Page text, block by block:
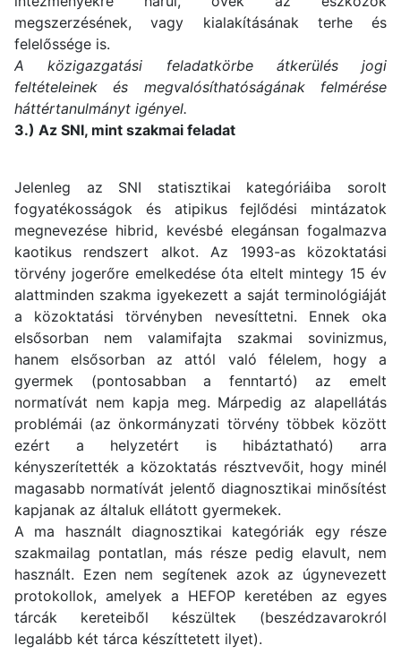
megszerzésének, vagy kialakításának terhe és
felelőssége is.
A közigazgatási feladatkörbe átkerülés jogi
feltételeinek és megvalósíthatóságának felmérése
háttértanulmányt igényel.
3.) Az SNI, mint szakmai feladat
Jelenleg az SNI statisztikai kategóriáiba sorolt
fogyatékosságok és atipikus fejlődési mintázatok
megnevezése hibrid, kevésbé elegánsan fogalmazva
kaotikus rendszert alkot. Az 1993-as közoktatási
törvény jogerőre emelkedése óta eltelt mintegy 15 év
alattminden szakma igyekezett a saját terminológiáját
a közoktatási törvényben nevesíttetni. Ennek oka
elsősorban nem valamifajta szakmai sovinizmus,
hanem elsősorban az attól való félelem, hogy a
gyermek (pontosabban a fenntartó) az emelt
normatívát nem kapja meg. Márpedig az alapellátás
problémái (az önkormányzati törvény többek között
ezért a helyzetért is hibáztatható) arra
kényszerítették a közoktatás résztvevőit, hogy minél
magasabb normatívát jelentő diagnosztikai minősítést
kapjanak az általuk ellátott gyermekek.
A ma használt diagnosztikai kategóriák egy része
szakmailag pontatlan, más része pedig elavult, nem
használt. Ezen nem segítenek azok az úgynevezett
protokollok, amelyek a HEFOP keretében az egyes
tárcák kereteiből készültek (beszédzavarokról
legalább két tárca készíttetett ilyet).